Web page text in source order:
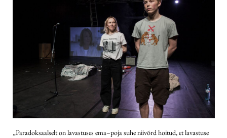
„Paradoksaalselt on lavastuses ema–poja suhe niivõrd hoitud, et lavastuse